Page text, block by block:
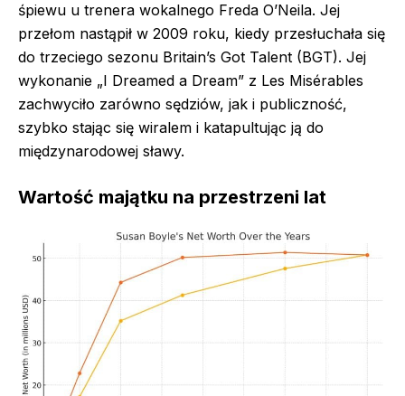
śpiewu u trenera wokalnego Freda O’Neila. Jej
przełom nastąpił w 2009 roku, kiedy przesłuchała się
do trzeciego sezonu Britain’s Got Talent (BGT). Jej
wykonanie „I Dreamed a Dream” z Les Misérables
zachwyciło zarówno sędziów, jak i publiczność,
szybko stając się wiralem i katapultując ją do
międzynarodowej sławy.
Wartość majątku na przestrzeni lat